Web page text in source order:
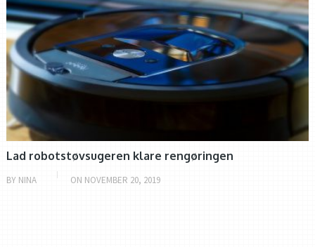
Lad robotstøvsugeren klare rengøringen
BY NINA ON NOVEMBER 20, 2019